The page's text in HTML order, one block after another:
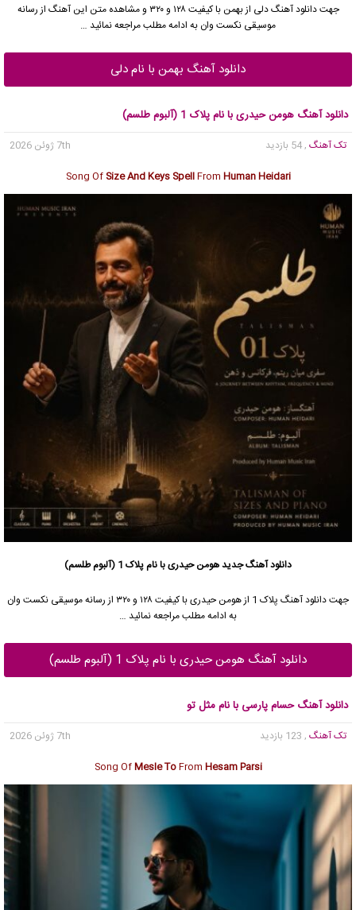
جهت دانلود آهنگ دلی از بهمن با کیفیت ۱۲۸ و ۳۲۰ و مشاهده متن این آهنگ از رسانه
موسیقی نکست وان به ادامه مطلب مراجعه نمائید …
دانلود آهنگ بهمن با نام دلی
دانلود آهنگ هومن حیدری با نام پلاک 1 (آلبوم طلسم)
تک آهنگ , 54 بازدید
7th ژوئن 2026
Song OfSize And Keys SpellFrom Human Heidari
دانلود آهنگ جدیدهومن حیدری با نام پلاک 1 (آلبوم طلسم)
جهت دانلود آهنگ پلاک 1 از هومن حیدری با کیفیت ۱۲۸ و ۳۲۰ از رسانه موسیقی نکست وان
به ادامه مطلب مراجعه نمائید …
دانلود آهنگ هومن حیدری با نام پلاک 1 (آلبوم طلسم)
دانلود آهنگ حسام پارسی با نام مثل تو
تک آهنگ , 123 بازدید
7th ژوئن 2026
Song OfMesle ToFrom Hesam Parsi